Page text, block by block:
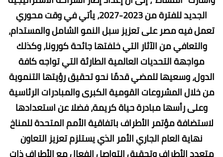
الجديد للفترة من 2023-2027، يأتي في وقت محوري
تعمل فيه مصر على تعزيز سبل النمو الشامل والمستدام،
والتعافي من الآثار التي خلفتها جائحة كورونا، وكذلك
مواجهة التحديات العالمية الطارئة التي تواجه كافة
الدول، وسعيها للمضي قدمًا نحو تحقيق رؤيتها التنموية
من خلال المشروعات القومية الكبرى والمبادرات الرئاسية
وعلى رأسها مبادرة حياة كريمة، فضلا عن استعدادها
لاستضافة مؤتمر الأطراف باتفاقية الأمم المتحدة للمناخ
نهاية العام الجاري الأمر الذي يستلزم تعزيز التعاون
متعدد الأطراف وتحقيق التواصل الفعال مع الأطراف ذات